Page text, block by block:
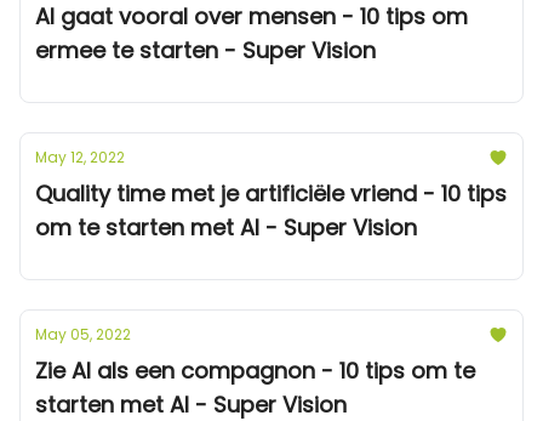
AI gaat vooral over mensen - 10 tips om
ermee te starten - Super Vision
May 12, 2022
Quality time met je artificiële vriend - 10 tips
om te starten met AI - Super Vision
May 05, 2022
Zie AI als een compagnon - 10 tips om te
starten met AI - Super Vision